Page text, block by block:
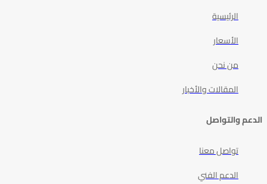
الرئيسية
الأسعار
من نحن
المقالات والأخبار
الدعم والتواصل
تواصل معنا
الدعم الفني